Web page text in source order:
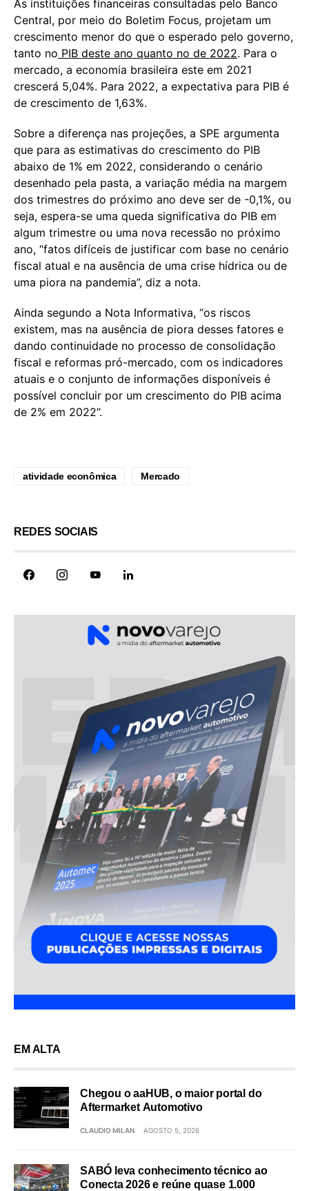
As instituições financeiras consultadas pelo Banco
Central, por meio do Boletim Focus, projetam um
crescimento menor do que o esperado pelo governo,
tanto no PIB deste ano quanto no de 2022. Para o
mercado, a economia brasileira este em 2021
crescerá 5,04%. Para 2022, a expectativa para PIB é
de crescimento de 1,63%.
Sobre a diferença nas projeções, a SPE argumenta
que para as estimativas do crescimento do PIB
abaixo de 1% em 2022, considerando o cenário
desenhado pela pasta, a variação média na margem
dos trimestres do próximo ano deve ser de -0,1%, ou
seja, espera-se uma queda significativa do PIB em
algum trimestre ou uma nova recessão no próximo
ano, “fatos difíceis de justificar com base no cenário
fiscal atual e na ausência de uma crise hídrica ou de
uma piora na pandemia”, diz a nota.
Ainda segundo a Nota Informativa, “os riscos
existem, mas na ausência de piora desses fatores e
dando continuidade no processo de consolidação
fiscal e reformas pró-mercado, com os indicadores
atuais e o conjunto de informações disponíveis é
possível concluir por um crescimento do PIB acima
de 2% em 2022”.
atividade econômica Mercado
REDES SOCIAIS
EM ALTA
Chegou o aaHUB, o maior portal do
Aftermarket Automotivo
CLAUDIO MILAN AGOSTO 5, 2026
SABÓ leva conhecimento técnico ao
Conecta 2026 e reúne quase 1.000